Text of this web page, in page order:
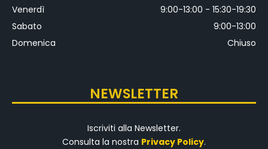
Venerdì
9:00-13:00 - 15:30-19:30
Sabato
9:00-13:00
Domenica
Chiuso
NEWSLETTER
Iscriviti alla Newsletter.
Consulta la nostra Privacy Policy.